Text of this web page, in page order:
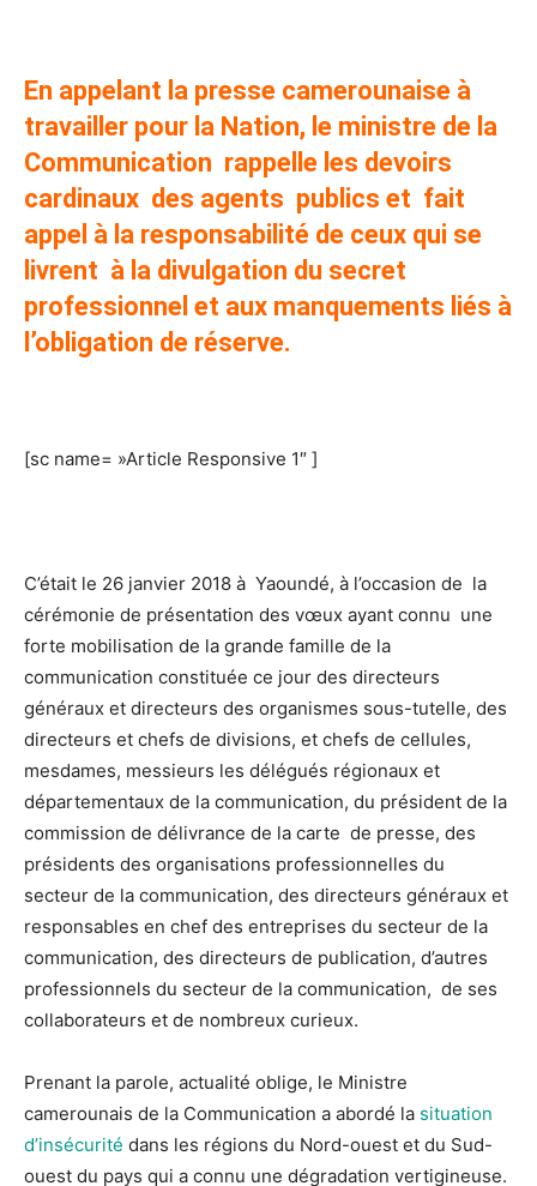
En appelant la presse camerounaise à
travailler pour la Nation, le ministre de la
Communication rappelle les devoirs
cardinaux des agents publics et fait
appel à la responsabilité de ceux qui se
livrent à la divulgation du secret
professionnel et aux manquements liés à
l’obligation de réserve.
[sc name= »Article Responsive 1″ ]
C’était le 26 janvier 2018 à Yaoundé, à l’occasion de la
cérémonie de présentation des vœux ayant connu une
forte mobilisation de la grande famille de la
communication constituée ce jour des directeurs
généraux et directeurs des organismes sous-tutelle, des
directeurs et chefs de divisions, et chefs de cellules,
mesdames, messieurs les délégués régionaux et
départementaux de la communication, du président de la
commission de délivrance de la carte de presse, des
présidents des organisations professionnelles du
secteur de la communication, des directeurs généraux et
responsables en chef des entreprises du secteur de la
communication, des directeurs de publication, d’autres
professionnels du secteur de la communication, de ses
collaborateurs et de nombreux curieux.
Prenant la parole, actualité oblige, le Ministre
camerounais de la Communication a abordé la situation
d’insécurité dans les régions du Nord-ouest et du Sud-
ouest du pays qui a connu une dégradation vertigineuse.